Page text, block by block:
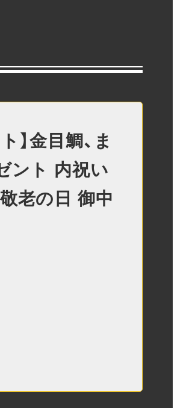
】金目鯛、ま
ント 内祝い
老の日 御中